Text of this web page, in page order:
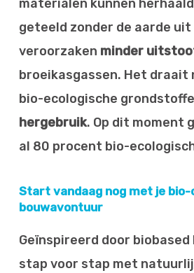
materialen kunnen
geteeld zonder de aarde
veroorzaken minder
broeikasgassen. Het draait
bio-ecologische
hergebruik. Op dit moment
al 80 procent bio-
Start vandaag nog met je
bouwavontuur
Geïnspireerd door biobased
stap voor stap met